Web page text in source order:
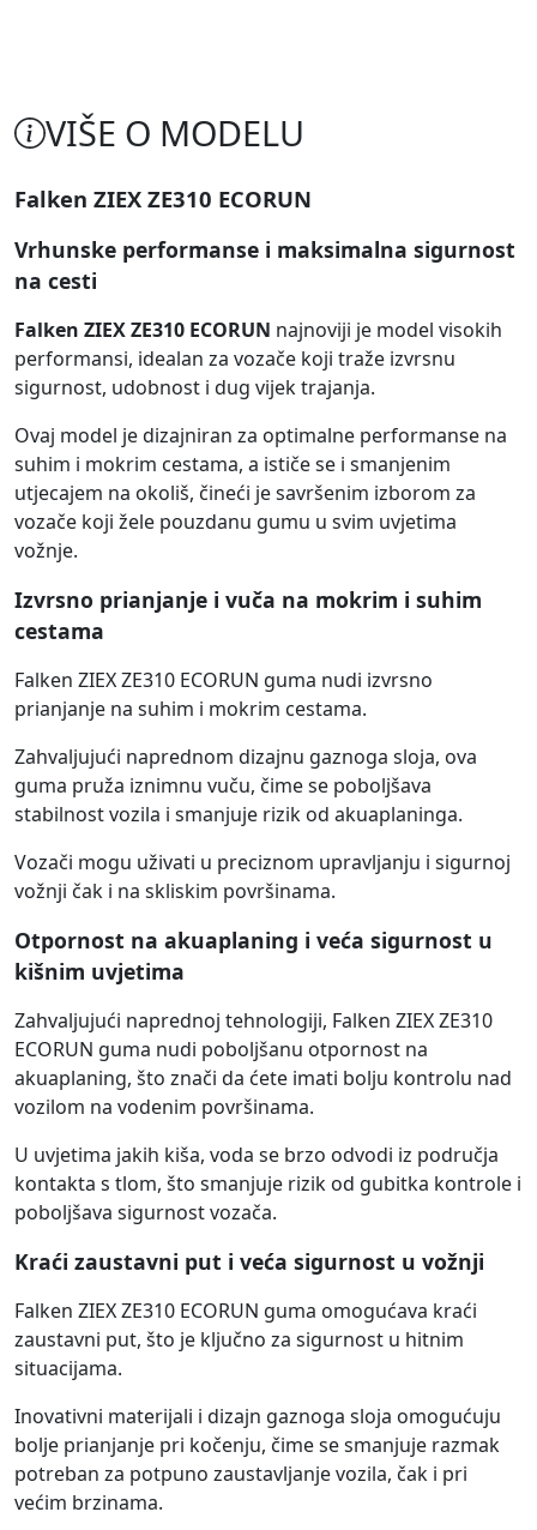
VIŠE O MODELU
Falken ZIEX ZE310 ECORUN
Vrhunske performanse i maksimalna sigurnost
na cesti
Falken ZIEX ZE310 ECORUN najnoviji je model visokih
performansi, idealan za vozače koji traže izvrsnu
sigurnost, udobnost i dug vijek trajanja.
Ovaj model je dizajniran za optimalne performanse na
suhim i mokrim cestama, a ističe se i smanjenim
utjecajem na okoliš, čineći je savršenim izborom za
vozače koji žele pouzdanu gumu u svim uvjetima
vožnje.
Izvrsno prianjanje i vuča na mokrim i suhim
cestama
Falken ZIEX ZE310 ECORUN guma nudi izvrsno
prianjanje na suhim i mokrim cestama.
Zahvaljujući naprednom dizajnu gaznoga sloja, ova
guma pruža iznimnu vuču, čime se poboljšava
stabilnost vozila i smanjuje rizik od akuaplaninga.
Vozači mogu uživati u preciznom upravljanju i sigurnoj
vožnji čak i na skliskim površinama.
Otpornost na akuaplaning i veća sigurnost u
kišnim uvjetima
Zahvaljujući naprednoj tehnologiji, Falken ZIEX ZE310
ECORUN guma nudi poboljšanu otpornost na
akuaplaning, što znači da ćete imati bolju kontrolu nad
vozilom na vodenim površinama.
U uvjetima jakih kiša, voda se brzo odvodi iz područja
kontakta s tlom, što smanjuje rizik od gubitka kontrole i
poboljšava sigurnost vozača.
Kraći zaustavni put i veća sigurnost u vožnji
Falken ZIEX ZE310 ECORUN guma omogućava kraći
zaustavni put, što je ključno za sigurnost u hitnim
situacijama.
Inovativni materijali i dizajn gaznoga sloja omogućuju
bolje prianjanje pri kočenju, čime se smanjuje razmak
potreban za potpuno zaustavljanje vozila, čak i pri
većim brzinama.